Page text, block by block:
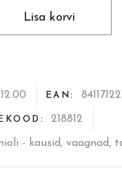
Lisa korvi
12.00 EAN:
218812
- kausid, vaagnad,